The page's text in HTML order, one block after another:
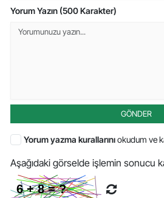
Yorum Yazın (500 Karakter)
GÖNDER
Yorum yazma kurallarınıokudum ve
Aşağıdaki görselde işlemin sonucu